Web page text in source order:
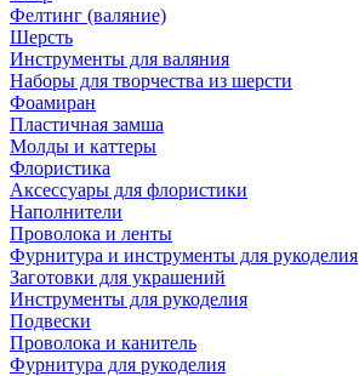
Фелтинг (валяние)
Шерсть
Инструменты для валяния
Наборы для творчества из шерсти
Фоамиран
Пластичная замша
Молды и каттеры
Флористика
Аксессуары для флористики
Наполнители
Проволока и ленты
Фурнитура и инструменты для рукоделия
Заготовки для украшений
Инструменты для рукоделия
Подвески
Проволока и канитель
Фурнитура для рукоделия